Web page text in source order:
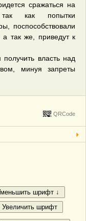
сражаться на
как попытки
поспособствовали
так же, приведут к
власть над
минуя запреты
QRCode